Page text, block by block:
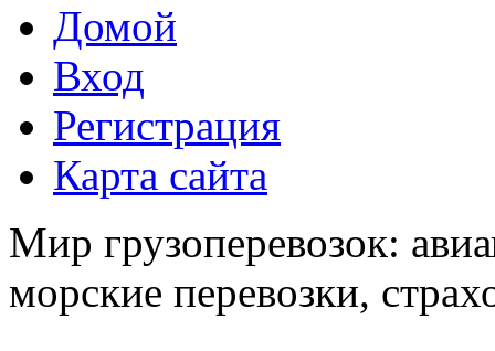
Домой
Вход
Регистрация
Карта сайта
Мир грузоперевозок:
морские перевозки,